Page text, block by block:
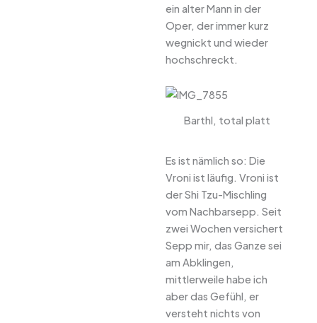
ein alter Mann in der
Oper, der immer kurz
wegnickt und wieder
hochschreckt.
Barthl, total platt
Es ist nämlich so: Die
Vroni ist läufig. Vroni ist
der Shi Tzu-Mischling
vom Nachbarsepp. Seit
zwei Wochen versichert
Sepp mir, das Ganze sei
am Abklingen,
mittlerweile habe ich
aber das Gefühl, er
versteht nichts von